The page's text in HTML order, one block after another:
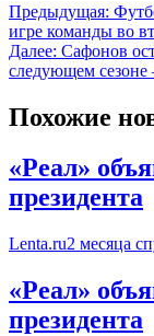
Предыдущая:
игре команды во
Далее: Сафонов
следующем
Похожие
«Реал»
президента
Lenta.ru2 месяца
«Реал»
президента